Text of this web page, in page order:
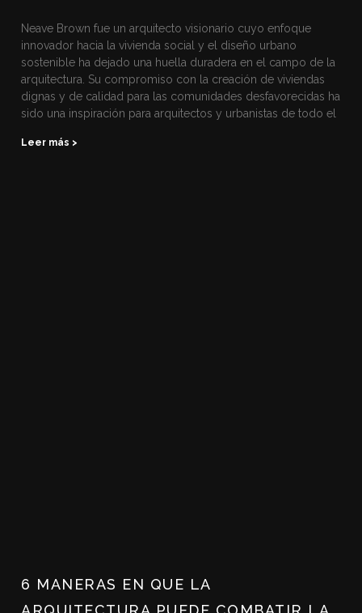
Neave Brown fue un arquitecto visionario cuyo enfoque
innovador hacia la vivienda social y el diseño urbano
sostenible ha dejado una huella duradera en el campo de la
arquitectura. Su compromiso con la creación de viviendas
dignas y de calidad para las comunidades desfavorecidas ha
sido una inspiración para arquitectos y urbanistas de todo el
Leer más >
6 MANERAS EN QUE LA